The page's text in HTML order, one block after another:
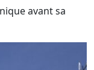
avant sa